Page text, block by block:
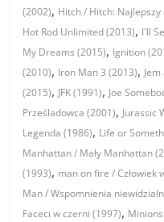
(2002), Hitch / Hitch:
Hot Rod Unlimited (2013), I'll
My Dreams (2015), Ignition
(2010), Iron Man 3 (2013),
(2015), JFK (1991), Joe
Prześladowca (2001), Jurassic
Legenda (1986), Life or
Manhattan / Mały Manhattan
(1993), man on fire / Człowiek
Man / Wspomnienia
Faceci w czerni (1997),